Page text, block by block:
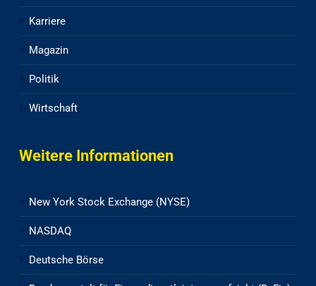
Karriere
Magazin
Politik
Wirtschaft
Weitere Informationen
New York Stock Exchange (NYSE)
NASDAQ
Deutsche Börse